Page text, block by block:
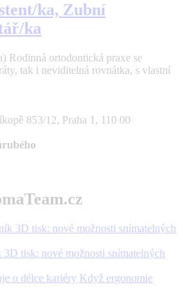
ka, Zubní
ka
Rodinná ortodontická praxe se
tak i neviditelná rovnátka, s vlastní
853/12, Praha 1, 110 00
tisk: nové možnosti snímatelných
Když ergonomie